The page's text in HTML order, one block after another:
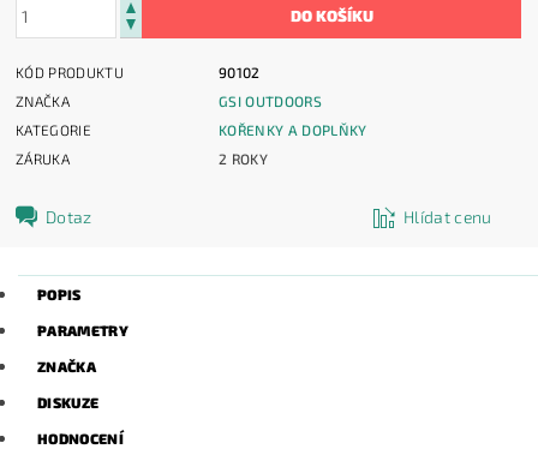
KÓD PRODUKTU
90102
ZNAČKA
GSI OUTDOORS
KATEGORIE
KOŘENKY A DOPLŇKY
ZÁRUKA
2 ROKY
Dotaz Hlídat cenu
POPIS
PARAMETRY
ZNAČKA
DISKUZE
HODNOCENÍ